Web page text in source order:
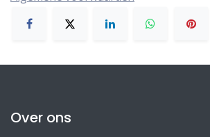
Over ons